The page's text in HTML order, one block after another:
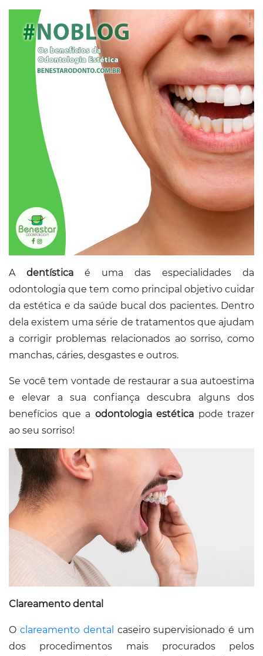
A dentística é uma das especialidades da
odontologia que tem como principal objetivo cuidar
da estética e da saúde bucal dos pacientes. Dentro
dela existem uma série de tratamentos que ajudam
a corrigir problemas relacionados ao sorriso, como
manchas, cáries, desgastes e outros.
Se você tem vontade de restaurar a sua autoestima
e elevar a sua confiança descubra alguns dos
benefícios que a odontologia estética pode trazer
ao seu sorriso!
Clareamento dental
O clareamento dental caseiro supervisionado é um
dos procedimentos mais procurados pelos